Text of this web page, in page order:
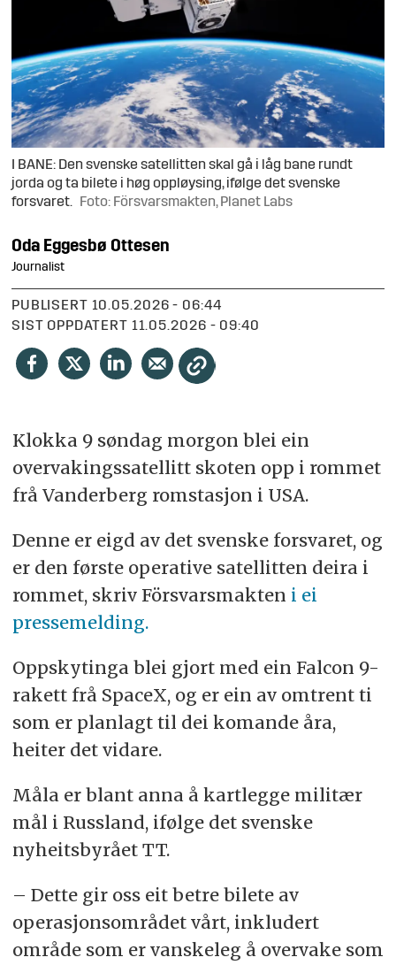
I BANE: Den svenske satellitten skal gå i låg bane rundt
jorda og ta bilete i høg oppløysing, ifølge det svenske
forsvaret.
Foto: Försvarsmakten, Planet Labs
Oda Eggesbø Ottesen
Journalist
PUBLISERT
10.05.2026 - 06:44
SIST OPPDATERT
11.05.2026 - 09:40
Klokka 9 søndag morgon blei ein
overvakingssatellitt skoten opp i rommet
frå Vanderberg romstasjon i USA.
Denne er eigd av det svenske forsvaret, og
er den første operative satellitten deira i
rommet, skriv Försvarsmakten i ei
pressemelding.
Oppskytinga blei gjort med ein Falcon 9-
rakett frå SpaceX, og er ein av omtrent ti
som er planlagt til dei komande åra,
heiter det vidare.
Måla er blant anna å kartlegge militær
mål i Russland, ifølge det svenske
nyheitsbyrået TT.
– Dette gir oss eit betre bilete av
operasjonsområdet vårt, inkludert
område som er vanskeleg å overvake som